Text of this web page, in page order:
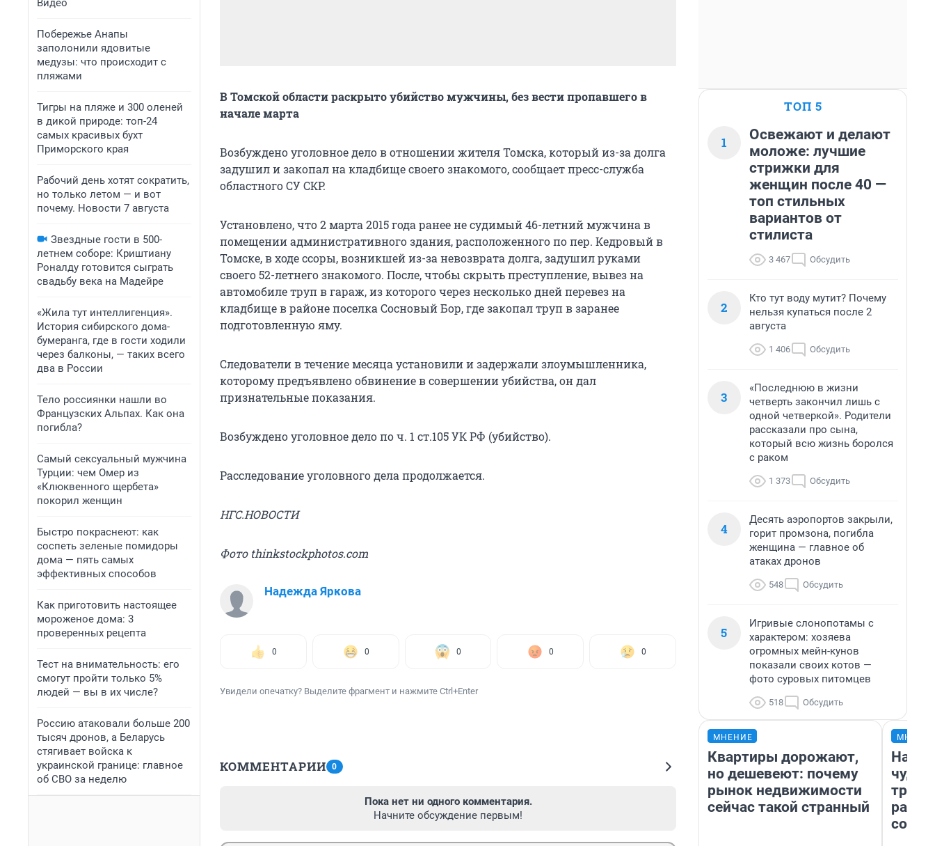
Видео
Побережье Анапы
заполонили ядовитые
медузы: что происходит с
пляжами
Тигры на пляже и 300 оленей
в дикой природе: топ-24
самых красивых бухт
Приморского края
Рабочий день хотят сократить,
но только летом — и вот
почему. Новости 7 августа
Звездные гости в 500-
летнем соборе: Криштиану
Роналду готовится сыграть
свадьбу века на Мадейре
«Жила тут интеллигенция».
История сибирского дома-
бумеранга, где в гости ходили
через балконы, — таких всего
два в России
Тело россиянки нашли во
Французских Альпах. Как она
погибла?
Самый сексуальный мужчина
Турции: чем Омер из
«Клюквенного щербета»
покорил женщин
Быстро покраснеют: как
соспеть зеленые помидоры
дома — пять самых
эффективных способов
Как приготовить настоящее
мороженое дома: 3
проверенных рецепта
Тест на внимательность: его
смогут пройти только 5%
людей — вы в их числе?
Россию атаковали больше 200
тысяч дронов, а Беларусь
стягивает войска к
украинской границе: главное
об СВО за неделю
В Томской области раскрыто убийство мужчины, без вести пропавшего в
начале марта
Возбуждено уголовное дело в отношении жителя Томска, который из-за долга
задушил и закопал на кладбище своего знакомого, сообщает пресс-служба
областного СУ СКР.
Установлено, что 2 марта 2015 года ранее не судимый 46-летний мужчина в
помещении административного здания, расположенного по пер. Кедровый в
Томске, в ходе ссоры, возникшей из-за невозврата долга, задушил руками
своего 52-летнего знакомого. После, чтобы скрыть преступление, вывез на
автомобиле труп в гараж, из которого через несколько дней перевез на
кладбище в районе поселка Сосновый Бор, где закопал труп в заранее
подготовленную яму.
Следователи в течение месяца установили и задержали злоумышленника,
которому предъявлено обвинение в совершении убийства, он дал
признательные показания.
Возбуждено уголовное дело по ч. 1 ст.105 УК РФ (убийство).
Расследование уголовного дела продолжается.
НГС.НОВОСТИ
Фото thinkstockphotos.com
Надежда Яркова
0 0 0 0 0
Увидели опечатку? Выделите фрагмент и нажмите Ctrl+Enter
КОММЕНТАРИИ 0
Пока нет ни одного комментария.
Начните обсуждение первым!
ТОП 5
1
Освежают и делают
моложе: лучшие
стрижки для
женщин после 40 —
топ стильных
вариантов от
стилиста
3 467 Обсудить
2
Кто тут воду мутит? Почему
нельзя купаться после 2
августа
1 406 Обсудить
3
«Последнюю в жизни
четверть закончил лишь с
одной четверкой». Родители
рассказали про сына,
который всю жизнь боролся
с раком
1 373 Обсудить
4
Десять аэропортов закрыли,
горит промзона, погибла
женщина — главное об
атаках дронов
548 Обсудить
5
Игривые слонопотамы с
характером: хозяева
огромных мейн-кунов
показали своих котов —
фото суровых питомцев
518 Обсудить
МНЕНИЕ
Квартиры дорожают,
но дешевеют: почему
рынок недвижимости
сейчас такой странный